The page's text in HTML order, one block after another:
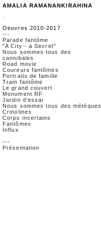
AMALIA RAMANANKIRAHINA
Oeuvres 2010-2017
---
Parade fantôme
"A City - a Secret"
Nous sommes tous des
cannibales
Road movie
Coureurs fantômes
Portraits de famille
Train fantôme
Le grand couvert
Monument RF
Jardin d'essai
Nous sommes tous des métèques
Crinolines
Corps incertains
Fantômes
Influx
---
Présentation